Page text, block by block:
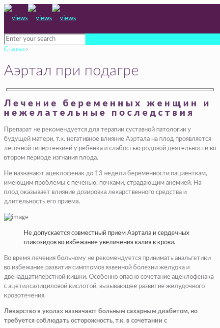
Статьи ›
Аэртал при подагре
Лечение беременных женщин и
нежелательные последствия
Препарат не рекомендуется для терапии суставной патологии у
будущей матери, т.к. негативное влияние Аэртала на плод проявляется
легочной гипертензией у ребенка и слабостью родовой деятельности во
втором периоде изгнания плода.
Не назначают ацеклофенак до 13 недели беременности пациенткам,
имеющим проблемы с печенью, почками, страдающим анемией. На
плод оказывает влияние дозировка лекарственного средства и
длительность его приема.
Не допускается совместный прием Аэртала и сердечных
гликозидов во избежание увеличения калия в крови.
Во время лечения больному не рекомендуется принимать анальгетики
во избежание развития симптомов язвенной болезни желудка и
двенадцатиперстной кишки. Особенно опасно сочетание ацеклофенака
с ацетилсалициловой кислотой, вызывающее развитие желудочного
кровотечения.
Лекарство в уколах назначают больным сахарным диабетом, но
требуется соблюдать осторожность, т.к. в сочетании с